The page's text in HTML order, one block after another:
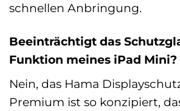
schnellen Anbringung.
Beeinträchtigt das
Funktion meines iPad Mini?
Nein, das Hama
Premium ist so konzipiert,